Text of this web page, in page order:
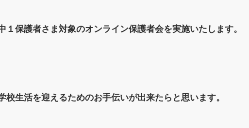
１保護者さま対象のオンライン保護者会を実施いたします。
校生活を迎えるためのお手伝いが出来たらと思います。